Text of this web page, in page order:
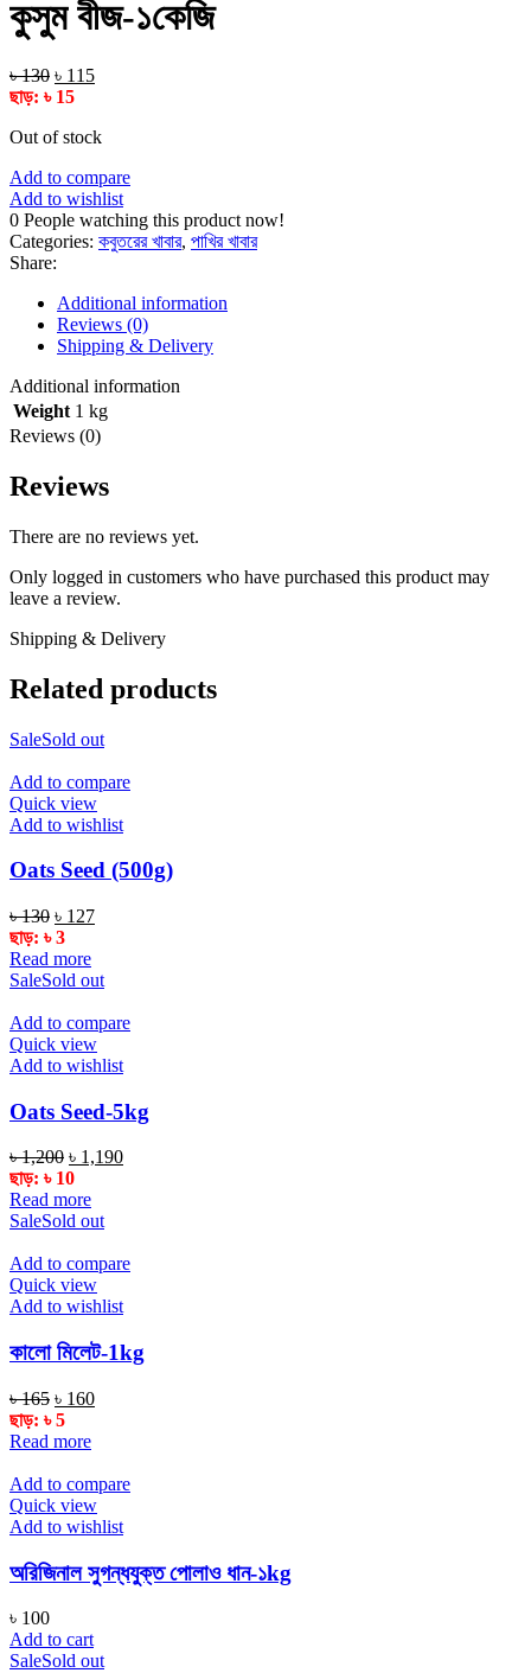
কুসুম বীজ-১কেজি
৳130 Original
price
৳ 130.
৳ 115Current
৳ 115.
ছাড়: ৳ 15
Out of stock
Add to compare
Add to wishlist
0 People watching this product now!
Categories: কবুতরের খাবার, পাখির খাবার
Share:
Additional information
Reviews (0)
Shipping & Delivery
Additional information
Weight 1 kg
Reviews (0)
Reviews
There are no reviews yet.
Only logged in customers who have purchased this product may
leave a review.
Shipping & Delivery
Related products
SaleSold out
Add to compare
Quick view
Add to wishlist
Oats Seed (500g)
৳130 Original
price
was:
৳ 130.
৳ 127Current
৳ 127.
ছাড়: ৳3
Read more
SaleSold out
Add to compare
Quick view
Add to wishlist
Oats Seed-5kg
৳1,200 Original
price
was:
৳ 1,200.
৳ 1,190Current
ছাড়: ৳ 10
Read more
SaleSold out
Add to compare
Quick view
Add to wishlist
কালো মিলেট-1kg
৳165 Original
price
was:
৳ 160Current
ছাড়: ৳5
Read more
Add to compare
Quick view
Add to wishlist
অরিজিনাল সুগন্ধযুক্ত পোলাও ধান-১kg
৳ 100
Add to cart
SaleSold out